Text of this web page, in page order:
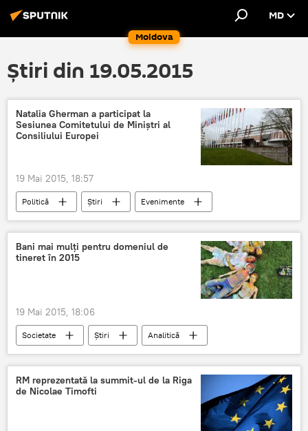
Moldova
MD
Știri din 19.05.2015
Natalia Gherman a participat la
Sesiunea Comitetului de Miniştri al
Consiliului Europei
19 Mai 2015, 18:57
Politică Știri
Evenimente
Bruxelles
Natalia Gherman
drepturile omului
decizii
Bani mai mulţi pentru domeniul de
tineret în 2015
19 Mai 2015, 18:06
Societate Știri
Analitică
buget
tineret
expert grup
studiu
RM reprezentată la summit-ul de la Riga
de Nicolae Timofti